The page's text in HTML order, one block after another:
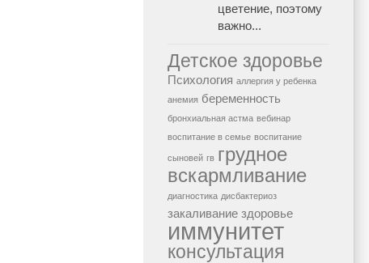
цветение, поэтому
важно...
Детское здоровье
Психология аллергия у ребенка
анемия беременность
бронхиальная астма вебинар
воспитание в семье воспитание
сыновей гв грудное
вскармливание
диагностика дисбактериоз
закаливание здоровье
иммунитет
консультация